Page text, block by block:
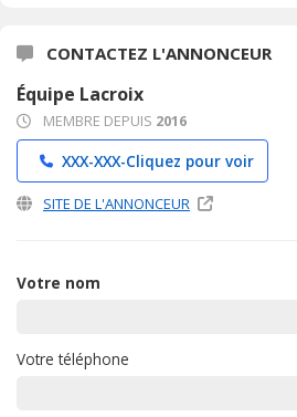
CONTACTEZ L'ANNONCEUR
Équipe Lacroix
MEMBRE DEPUIS 2016
XXX-XXX-Cliquez pour voir
SITE DE L'ANNONCEUR
Votre nom
Votre téléphone